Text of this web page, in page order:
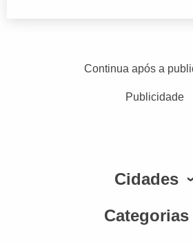
Continua após a
Publicidade
Cidades
Categorias